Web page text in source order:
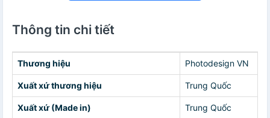
Thông tin chi tiết
Thương hiệu Photodesign VN
Xuất xứ thương hiệu Trung Quốc
Xuất xứ (Made in) Trung Quốc